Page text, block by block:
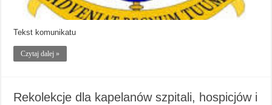
Tekst komunikatu
Czytaj dalej »
Rekolekcje dla kapelanów szpitali, hospicjów i